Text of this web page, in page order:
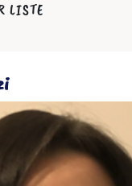
Unsere Geschichte
Unser Netzwerk
Unsere Gemeinschaft
LISTE